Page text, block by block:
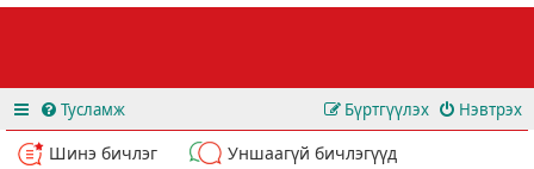
Тусламж Нэвтрэх
Бүртгүүлэх
Шинэ бичлэг
Уншаагүй бичлэгүүд